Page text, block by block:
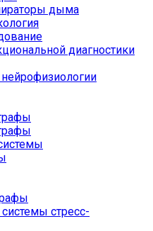
дыма
диагностики
стресс-